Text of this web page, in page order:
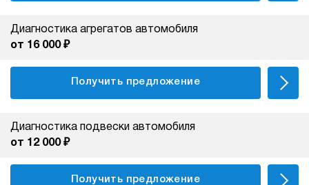
Диагностика агрегатов автомобиля
от 16 000 ₽
Получить предложение
Диагностика подвески автомобиля
от 12 000 ₽
Получить предложение